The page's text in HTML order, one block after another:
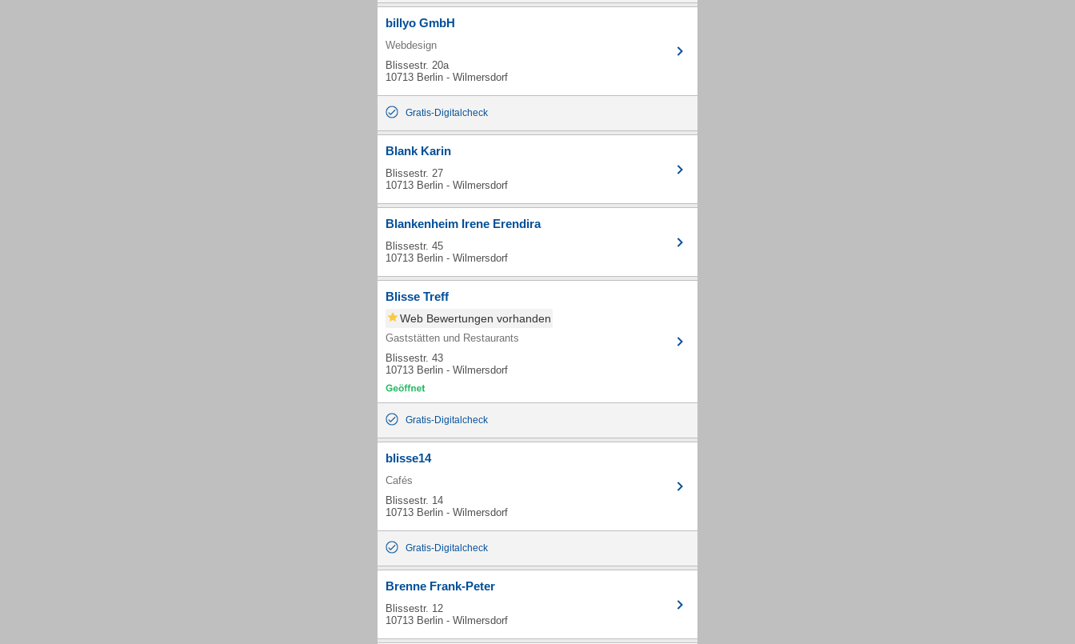
billyo GmbH
Webdesign
Blissestr. 20a
10713 Berlin - Wilmersdorf
Gratis-Digitalcheck
Blank Karin
Blissestr. 27
10713 Berlin - Wilmersdorf
Blankenheim Irene Erendira
Blissestr. 45
10713 Berlin - Wilmersdorf
Blisse Treff
Web Bewertungen vorhanden
Gaststätten und Restaurants
Blissestr. 43
10713 Berlin - Wilmersdorf
Gratis-Digitalcheck
blisse14
Cafés
Blissestr. 14
10713 Berlin - Wilmersdorf
Gratis-Digitalcheck
Brenne Frank-Peter
Blissestr. 12
10713 Berlin - Wilmersdorf